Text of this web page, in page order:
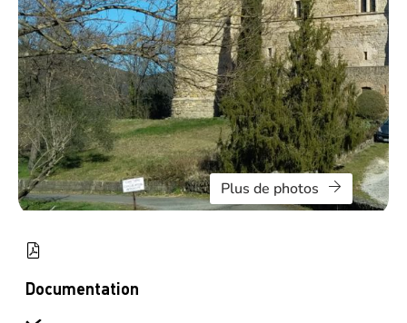
Plus de photos
Documentation